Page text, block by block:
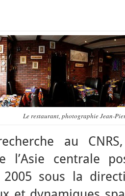
Le restaurant, photographie Jean-
au
l’Asie centrale
sous la